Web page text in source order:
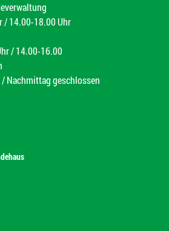
/ 14.00-18.00 Uhr
/ 14.00-16.00
Nachmittag geschlossen